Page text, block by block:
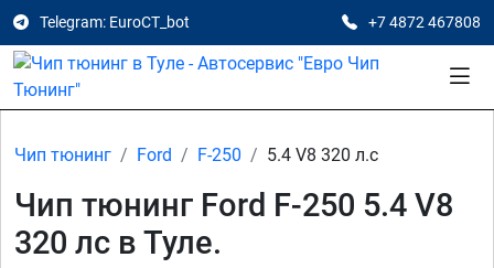
Telegram: EuroCT_bot +7 4872 467808
Чип тюнинг Ford F-250 5.4 V8 320 л.с
Чип тюнинг Ford F-250 5.4 V8
320 лс в Туле.